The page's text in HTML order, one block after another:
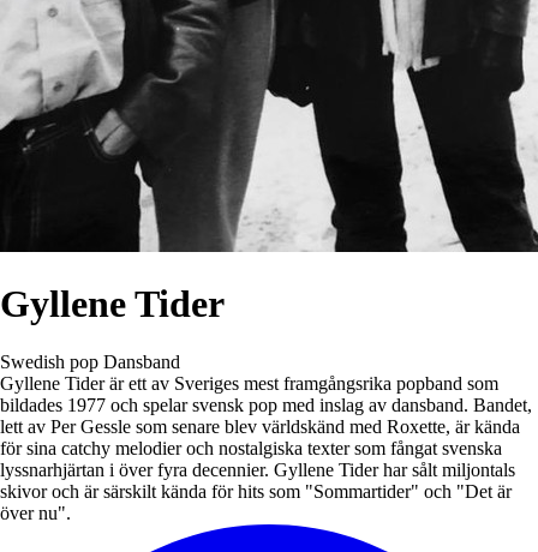
Gyllene Tider
Swedish pop Dansband
Gyllene Tider är ett av Sveriges mest framgångsrika popband som
bildades 1977 och spelar svensk pop med inslag av dansband. Bandet,
lett av Per Gessle som senare blev världskänd med Roxette, är kända
för sina catchy melodier och nostalgiska texter som fångat svenska
lyssnarhjärtan i över fyra decennier. Gyllene Tider har sålt miljontals
skivor och är särskilt kända för hits som "Sommartider" och "Det är
över nu".